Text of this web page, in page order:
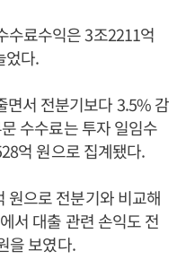
수료수익은 3조2211억
었다.
면서 전분기보다 3.5% 감
수수료는 투자 일임수
억 원으로 집계됐다.
원으로 전분기와 비교해
서 대출 관련 손익도 전
을 보였다.